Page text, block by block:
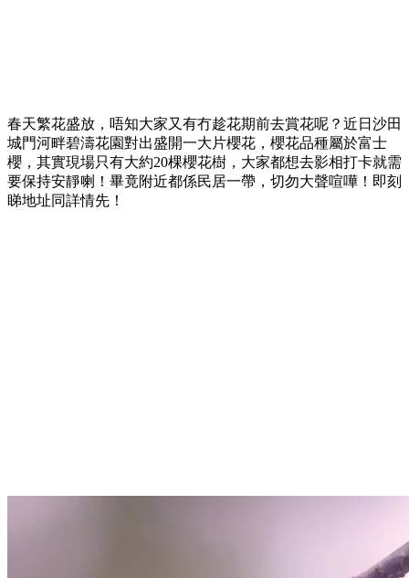
春天繁花盛放，唔知大家又有冇趁花期前去賞花呢？近日沙田
城門河畔碧濤花園對出盛開一大片櫻花，櫻花品種屬於富士
櫻，其實現場只有大約20棵櫻花樹，大家都想去影相打卡就需
要保持安靜喇！畢竟附近都係民居一帶，切勿大聲喧嘩！即刻
睇地址同詳情先！